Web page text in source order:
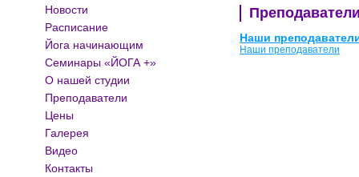
Новости
Расписание
Йога начинающим
Семинары «ЙОГА +»
О нашей студии
Преподаватели
Цены
Галерея
Видео
Контакты
Наши
Наши преподаватели